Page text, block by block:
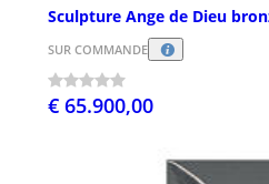
Sculpture Ange de Dieu
SUR COMMANDE
€ 65.900,00